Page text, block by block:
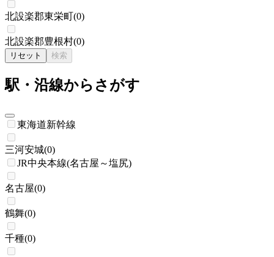
北設楽郡東栄町(0)
北設楽郡豊根村(0)
リセット 検索
駅・沿線からさがす
東海道新幹線
三河安城(0)
JR中央本線(名古屋～塩尻)
名古屋(0)
鶴舞(0)
千種(0)